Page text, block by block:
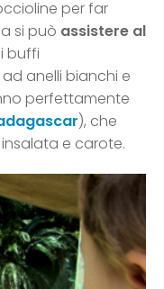
per far
si può assistere al
buffi
anelli bianchi e
perfettamente
), che
e carote.